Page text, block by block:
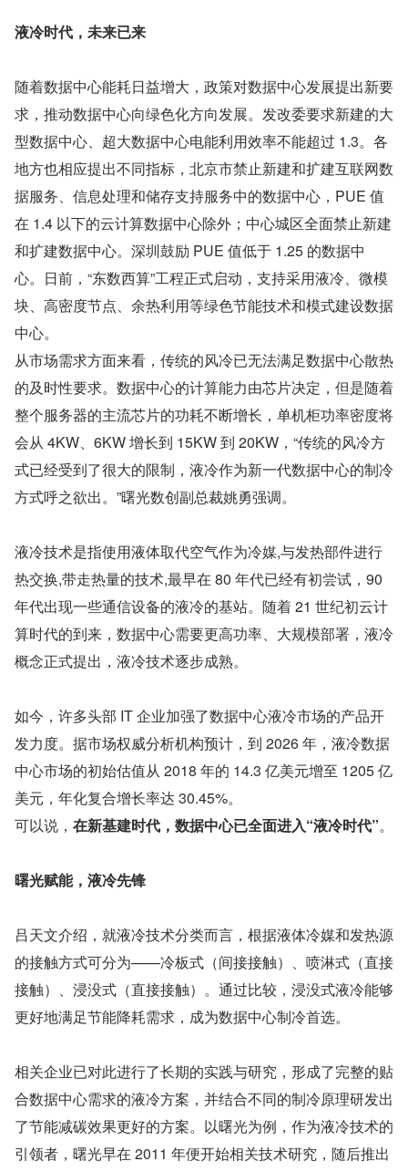
液冷时代，未来已来
随着数据中心能耗日益增大，政策对数据中心发展提出新要
求，推动数据中心向绿色化方向发展。发改委要求新建的大
型数据中心、超大数据中心电能利用效率不能超过 1.3。各
地方也相应提出不同指标，北京市禁止新建和扩建互联网数
据服务、信息处理和储存支持服务中的数据中心，PUE 值
在 1.4 以下的云计算数据中心除外；中心城区全面禁止新建
和扩建数据中心。深圳鼓励 PUE 值低于 1.25 的数据中
心。日前，“东数西算”工程正式启动，支持采用液冷、微模
块、高密度节点、余热利用等绿色节能技术和模式建设数据
中心。
从市场需求方面来看，传统的风冷已无法满足数据中心散热
的及时性要求。数据中心的计算能力由芯片决定，但是随着
整个服务器的主流芯片的功耗不断增长，单机柜功率密度将
会从 4KW、6KW 增长到 15KW 到 20KW，“传统的风冷方
式已经受到了很大的限制，液冷作为新一代数据中心的制冷
方式呼之欲出。”曙光数创副总裁姚勇强调。
液冷技术是指使用液体取代空气作为冷媒,与发热部件进行
热交换,带走热量的技术,最早在 80 年代已经有初尝试，90
年代出现一些通信设备的液冷的基站。随着 21 世纪初云计
算时代的到来，数据中心需要更高功率、大规模部署，液冷
概念正式提出，液冷技术逐步成熟。
如今，许多头部 IT 企业加强了数据中心液冷市场的产品开
发力度。据市场权威分析机构预计，到 2026 年，液冷数据
中心市场的初始估值从 2018 年的 14.3 亿美元增至 1205 亿
美元，年化复合增长率达 30.45%。
可以说， 在新基建时代，数据中心已全面进入“液冷时代”。
曙光赋能，液冷先锋
吕天文介绍，就液冷技术分类而言，根据液体冷媒和发热源
的接触方式可分为——冷板式（间接接触）、喷淋式（直接
接触）、浸没式（直接接触）。通过比较，浸没式液冷能够
更好地满足节能降耗需求，成为数据中心制冷首选。
相关企业已对此进行了长期的实践与研究，形成了完整的贴
合数据中心需求的液冷方案，并结合不同的制冷原理研发出
了节能减碳效果更好的方案。以曙光为例，作为液冷技术的
引领者，曙光早在 2011 年便开始相关技术研究，随后推出